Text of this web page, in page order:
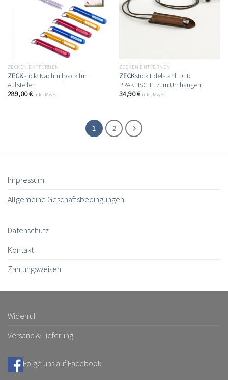
ZECKEN ENTFERNEN
ZECKstick: Nachfüllpack für
Aufsteller
289,00€ inkl. MwSt.
ZECKEN ENTFERNEN
ZECKstick Edelstahl: DER
PRAKTISCHE zum Umhängen
34,90€ inkl. MwSt.
1 2
Impressum
Allgemeine Geschäftsbedingungen
Datenschutz
Kontakt
Zahlungsweisen
Widerruf
Versand & Lieferung
Folge uns auf Facebook